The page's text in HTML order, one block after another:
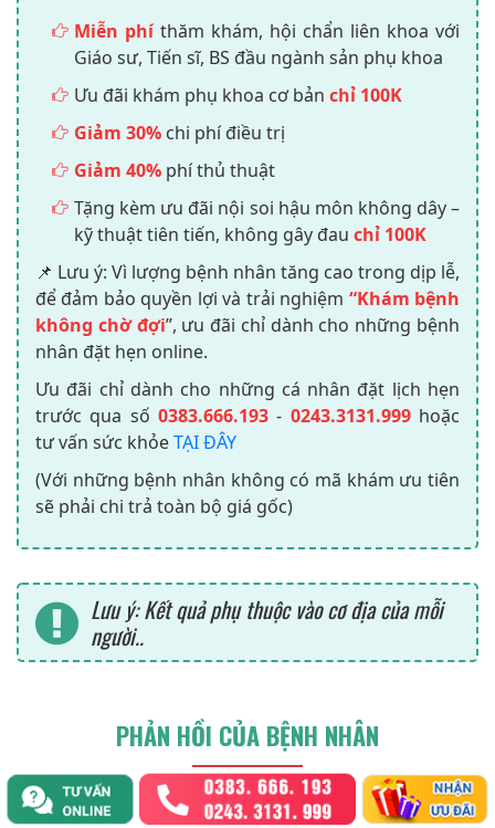
Miễn phíthăm khám, hội chẩn liên khoa với
Giáo sư, Tiến sĩ, BS đầu ngành sản phụ khoa
Ưu đãi khám phụ khoa cơ bản chỉ 100K
Giảm 30% chi phí điều trị
Giảm 40% phí thủ thuật
Tặng kèm ưu đãi nội soi hậu môn không dây –
kỹ thuật tiên tiến, không gây đau chỉ 100K
📌 Lưu ý: Vì lượng bệnh nhân tăng cao trong dịp lễ,
để đảm bảo quyền lợi và trải nghiệm “Khám bệnh
không chờ đợi”, ưu đãi chỉ dành cho những bệnh
nhân đặt hẹn online.
Ưu đãi chỉ dành cho những cá nhân đặt lịch hẹn
trước qua số 0383.666.193 - 0243.3131.999hoặc
tư vấn sức khỏeTẠI ĐÂY
(Với những bệnh nhân không có mã khám ưu tiên
sẽ phải chi trả toàn bộ giá gốc)
Lưu ý: Kết quả phụ thuộc vào cơ địa của mỗi
người..
PHẢN HỒI CỦA BỆNH NHÂN
Võ Thị H***- 30 tuổi